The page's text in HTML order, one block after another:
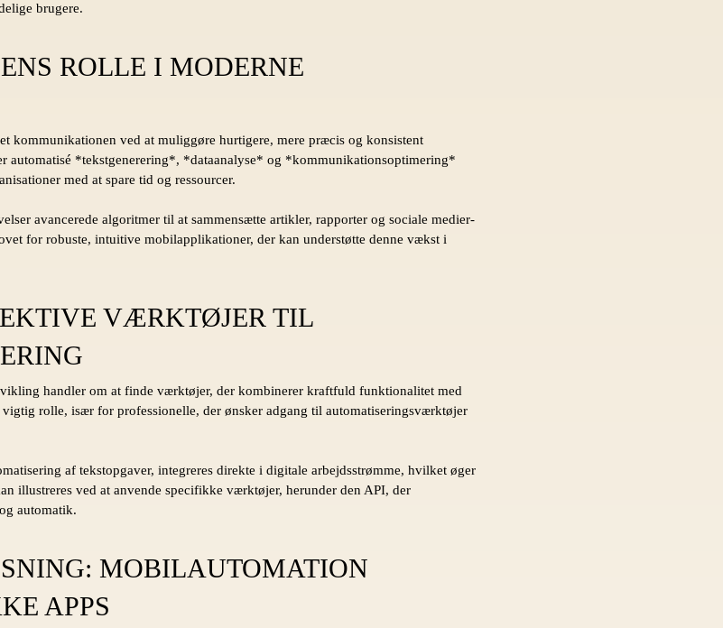
brugere.
ROLLE I MODERNE
kommunikationen ved at muliggøre hurtigere, mere præcis og konsistent
automatisé *tekstgenerering*, *dataanalyse* og *kommunikationsoptimering*
med at spare tid og ressourcer.
avancerede algoritmer til at sammensætte artikler, rapporter og sociale medier-
for robuste, intuitive mobilapplikationer, der kan understøtte denne vækst i
VÆRKTØJER TIL
handler om at finde værktøjer, der kombinerer kraftfuld funktionalitet med
rolle, især for professionelle, der ønsker adgang til automatiseringsværktøjer
af tekstopgaver, integreres direkte i digitale arbejdsstrømme, hvilket øger
illustreres ved at anvende specifikke værktøjer, herunder den API, der
automatik.
MOBILAUTOMATION
APPS